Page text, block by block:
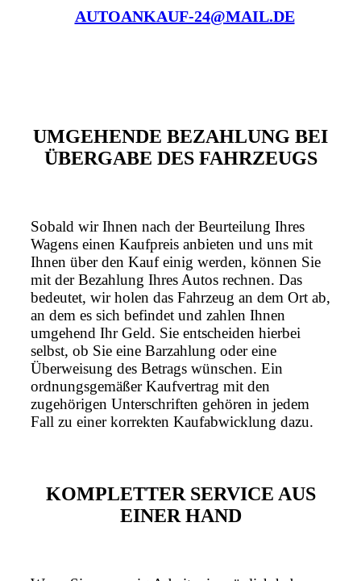
AUTOANKAUF-24@MAIL.DE
UMGEHENDE BEZAHLUNG BEI
ÜBERGABE DES FAHRZEUGS
Sobald wir Ihnen nach der Beurteilung Ihres
Wagens einen Kaufpreis anbieten und uns mit
Ihnen über den Kauf einig werden, können Sie
mit der Bezahlung Ihres Autos rechnen. Das
bedeutet, wir holen das Fahrzeug an dem Ort ab,
an dem es sich befindet und zahlen Ihnen
umgehend Ihr Geld. Sie entscheiden hierbei
selbst, ob Sie eine Barzahlung oder eine
Überweisung des Betrags wünschen. Ein
ordnungsgemäßer Kaufvertrag mit den
zugehörigen Unterschriften gehören in jedem
Fall zu einer korrekten Kaufabwicklung dazu.
KOMPLETTER SERVICE AUS
EINER HAND